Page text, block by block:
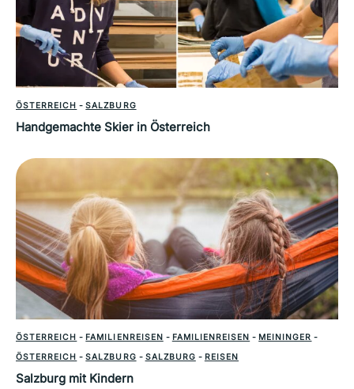
ÖSTERREICH -SALZBURG
Handgemachte Skier in Österreich
ÖSTERREICH - FAMILIENREISEN - FAMILIENREISEN - MEININGER -
ÖSTERREICH -SALZBURG - SALZBURG - REISEN
Salzburg mit Kindern